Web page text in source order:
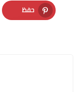
حفظ
Pinterest